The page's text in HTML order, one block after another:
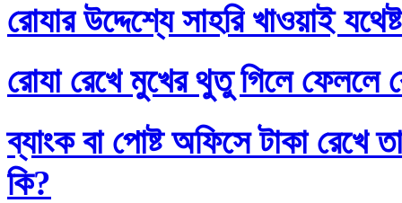
রোযার উদ্দেশ্যে সাহরি খাওয়াই
রোযা রেখে মুখের থুতু গিলে ফেললে
ব্যাংক বা পোষ্ট অফিসে টাকা রেখে
কি?